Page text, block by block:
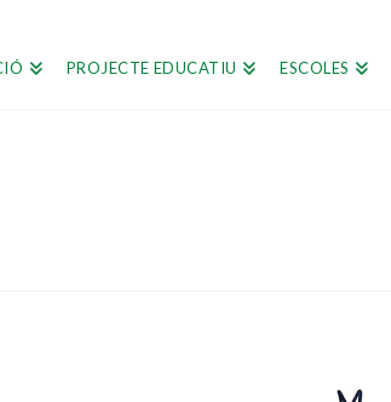
PROJECTE EDUCATIU ESCOLES